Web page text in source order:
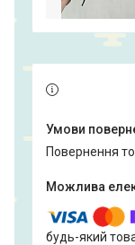
повернення
будь-який